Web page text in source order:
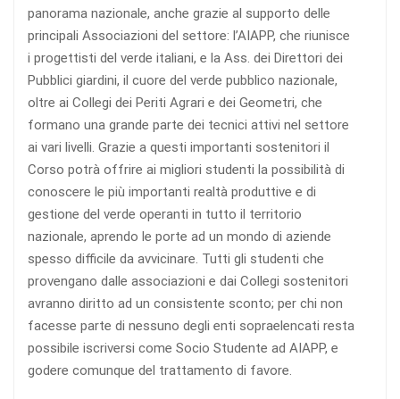
panorama nazionale, anche grazie al supporto delle
principali Associazioni del settore: l’AIAPP, che riunisce
i progettisti del verde italiani, e la Ass. dei Direttori dei
Pubblici giardini, il cuore del verde pubblico nazionale,
oltre ai Collegi dei Periti Agrari e dei Geometri, che
formano una grande parte dei tecnici attivi nel settore
ai vari livelli. Grazie a questi importanti sostenitori il
Corso potrà offrire ai migliori studenti la possibilità di
conoscere le più importanti realtà produttive e di
gestione del verde operanti in tutto il territorio
nazionale, aprendo le porte ad un mondo di aziende
spesso difficile da avvicinare. Tutti gli studenti che
provengano dalle associazioni e dai Collegi sostenitori
avranno diritto ad un consistente sconto; per chi non
facesse parte di nessuno degli enti sopraelencati resta
possibile iscriversi come Socio Studente ad AIAPP, e
godere comunque del trattamento di favore.